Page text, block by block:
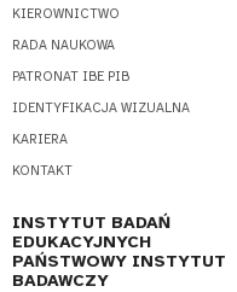
KIEROWNICTWO
RADA NAUKOWA
PATRONAT IBE PIB
IDENTYFIKACJA WIZUALNA
KARIERA
KONTAKT
INSTYTUT BADAŃ
EDUKACYJNYCH
PAŃSTWOWY INSTYTUT
BADAWCZY